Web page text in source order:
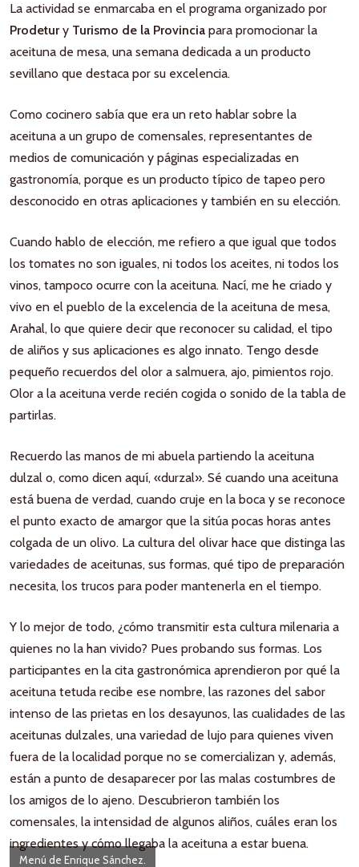
La actividad se enmarcaba en el programa organizado por
Prodetury Turismo de la Provincia para promocionar la
aceituna de mesa, una semana dedicada a un producto
sevillano que destaca por su excelencia.
Como cocinero sabía que era un reto hablar sobre la
aceituna a un grupo de comensales, representantes de
medios de comunicación y páginas especializadas en
gastronomía, porque es un producto típico de tapeo pero
desconocido en otras aplicaciones y también en su elección.
Cuando hablo de elección, me refiero a que igual que todos
los tomates no son iguales, ni todos los aceites, ni todos los
vinos, tampoco ocurre con la aceituna. Nací, me he criado y
vivo en el pueblo de la excelencia de la aceituna de mesa,
Arahal, lo que quiere decir que reconocer su calidad, el tipo
de aliños y sus aplicaciones es algo innato. Tengo desde
pequeño recuerdos del olor a salmuera, ajo, pimientos rojo.
Olor a la aceituna verde recién cogida o sonido de la tabla de
partirlas.
Recuerdo las manos de mi abuela partiendo la aceituna
dulzal o, como dicen aquí, «durzal». Sé cuando una aceituna
está buena de verdad, cuando cruje en la boca y se reconoce
el punto exacto de amargor que la sitúa pocas horas antes
colgada de un olivo. La cultura del olivar hace que distinga las
variedades de aceitunas, sus formas, qué tipo de preparación
necesita, los trucos para poder mantenerla en el tiempo.
Y lo mejor de todo, ¿cómo transmitir esta cultura milenaria a
quienes no la han vivido? Pues probando sus formas. Los
participantes en la cita gastronómica aprendieron por qué la
aceituna tetuda recibe ese nombre, las razones del sabor
intenso de las prietas en los desayunos, las cualidades de las
aceitunas dulzales, una variedad de lujo para quienes viven
fuera de la localidad porque no se comercializan y, además,
están a punto de desaparecer por las malas costumbres de
los amigos de lo ajeno. Descubrieron también los
comensales, la intensidad de algunos aliños, cuáles eran los
ingredientes y cómo llegaba la aceituna a estar buena.
Menú de Enrique Sánchez.